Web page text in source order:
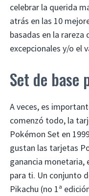
celebrar la querida
atrás en las 10
basadas en la
excepcionales y/o el
Set de base
A veces, es
comenzó todo, la
Pokémon Set en
gustan las tarjetas
ganancia monetaria,
para ti. Un conjunto
Pikachu (no 1ª